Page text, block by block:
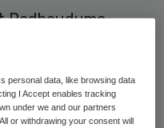
Radboudumc
leidt tot minder
wordt alleen het
als iemand
personal data, like browsing data
I Accept enables tracking
under we and our partners
or withdrawing your consent will